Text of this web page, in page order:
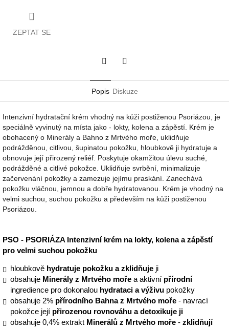
ZEPTAT SE
Popis Diskuze
Intenzivní hydratační krém vhodný na kůži postiženou Psoriázou, je
speciálně vyvinutý na místa jako - lokty, kolena a zápěstí. Krém je
obohacený o Minerály a Bahno z Mrtvého moře, uklidňuje
podrážděnou, citlivou, šupinatou pokožku, hloubkově ji hydratuje a
obnovuje její přirozený reliéf. Poskytuje okamžitou úlevu suché,
podrážděné a citlivé pokožce. Uklidňuje svrbění, minimalizuje
začervenání pokožky a zamezuje jejímu praskání. Zanechává
pokožku vláčnou, jemnou a dobře hydratovanou. Krém je vhodný na
velmi suchou, suchou pokožku a především na kůži postiženou
Psoriázou.
PSO - PSORIÁZA Intenzivní krém na lokty, kolena a zápěstí
pro velmi suchou pokožku
hloubkově hydratuje pokožku a zklidňuje ji
obsahuje Minerály z Mrtvého moře a aktivní přírodní
ingredience pro dokonalou hydrataci a výživu pokožky
obsahuje 2% přírodního Bahna z Mrtvého moře - navrací
pokožce její přirozenou rovnováhu a detoxikuje ji
obsahuje 0,4% extrakt Minerálů z Mrtvého moře - zklidňují